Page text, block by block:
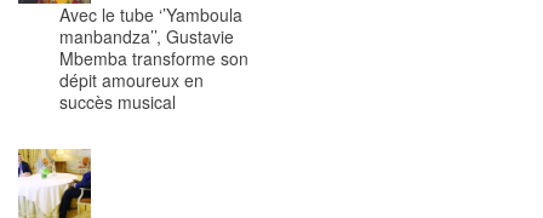
Avec le tube ‘’Yamboula
manbandza’’, Gustavie
Mbemba transforme son
dépit amoureux en
succès musical